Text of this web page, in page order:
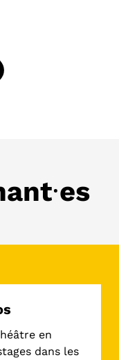
en
dans les